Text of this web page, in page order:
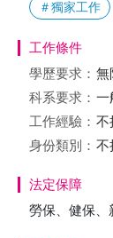
＃獨家工作
工作條件
學歷要求： 無
科系要求： 一
工作經驗： 不
身份類別： 不
法定保障
勞保、健保、